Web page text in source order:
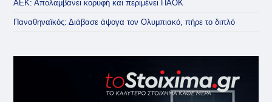
ΑΕΚ: Απολαμβάνει κορυφή και περιμένει ΠΑΟΚ
Παναθηναϊκός: Διάβασε άψογα τον Ολυμπιακό, πήρε το διπλό